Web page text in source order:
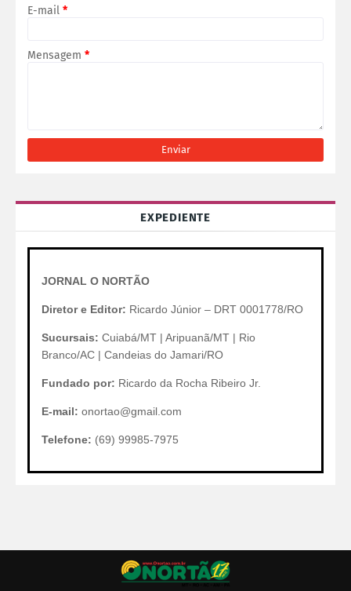
E-mail *
Mensagem *
EXPEDIENTE
JORNAL O NORTÃO
Diretor e Editor: Ricardo Júnior – DRT 0001778/RO
Sucursais: Cuiabá/MT | Aripuanã/MT | Rio
Branco/AC | Candeias do Jamari/RO
Fundado por: Ricardo da Rocha Ribeiro Jr.
E-mail: onortao@gmail.com
Telefone: (69) 99985-7975